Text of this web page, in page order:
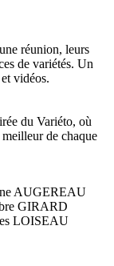
réunion, leurs
de variétés. Un
vidéos.
du Variéto, où
de chaque
AUGEREAU
GIRARD
LOISEAU